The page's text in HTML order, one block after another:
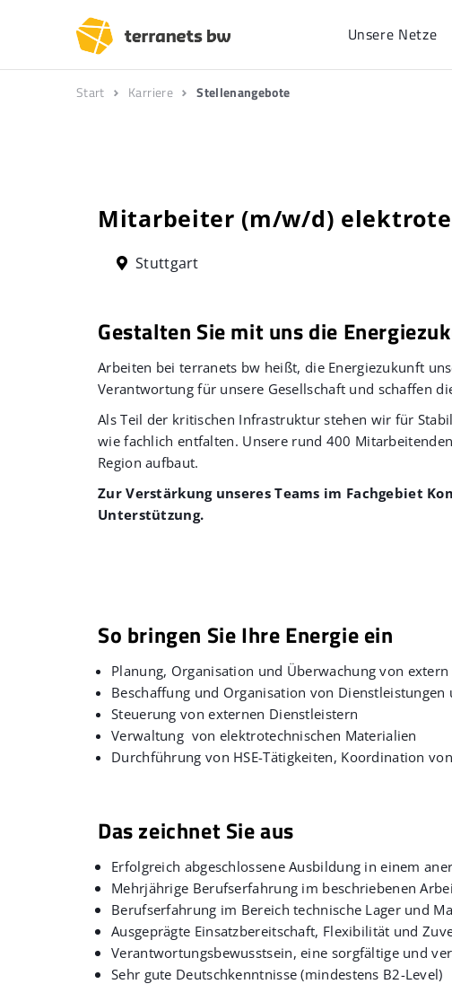
Unsere Netze
Start Karriere Stellenangebote
Mitarbeiter (m/w/d)
Stuttgart
Gestalten Sie mit uns die
Arbeiten bei terranets bw heißt, die Energiezukunft
Verantwortung für unsere Gesellschaft und schaffen
Als Teil der kritischen Infrastruktur stehen wir für
wie fachlich entfalten. Unsere rund 400
Region aufbaut.
Zur Verstärkung unseres Teams im Fachgebiet
Unterstützung.
So bringen Sie Ihre Energie ein
Planung, Organisation und Überwachung von
Beschaffung und Organisation von
Steuerung von externen Dienstleistern
Verwaltung von elektrotechnischen Materialien
Durchführung von HSE-Tätigkeiten, Koordination
Das zeichnet Sie aus
Erfolgreich abgeschlossene Ausbildung in einem
Mehrjährige Berufserfahrung im beschriebenen
Berufserfahrung im Bereich technische Lager und
Ausgeprägte Einsatzbereitschaft, Flexibilität und
Verantwortungsbewusstsein, eine sorgfältige und
Sehr gute Deutschkenntnisse (mindestens B2-Level)